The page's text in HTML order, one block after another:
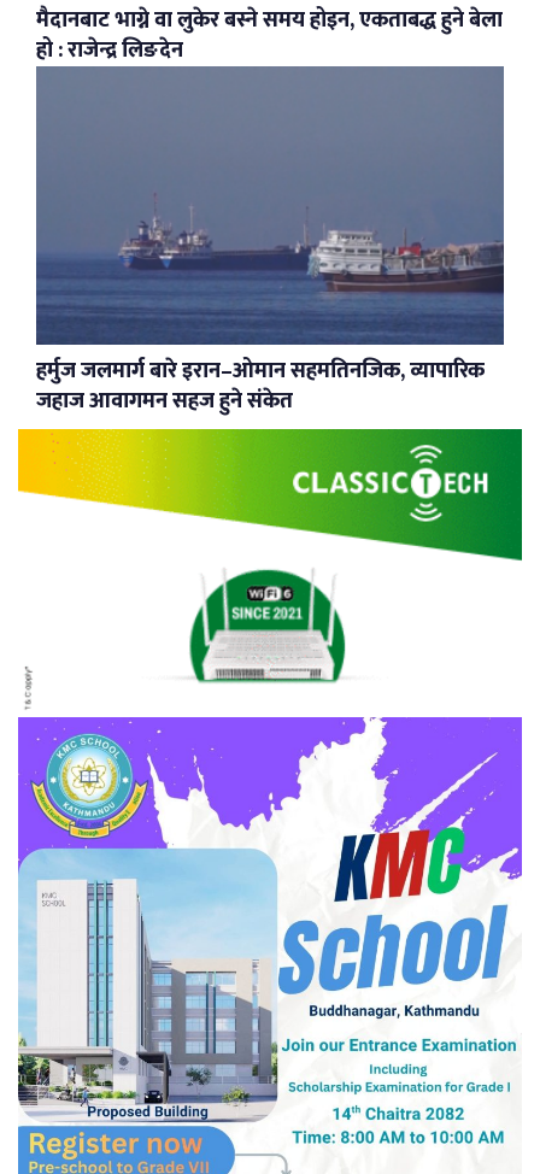
मैदानबाट भाग्ने वा लुकेर बस्ने समय होइन, एकताबद्ध हुने बेला
हो : राजेन्द्र लिङदेन
हर्मुज जलमार्ग बारे इरान–ओमान सहमतिनजिक, व्यापारिक
जहाज आवागमन सहज हुने संकेत